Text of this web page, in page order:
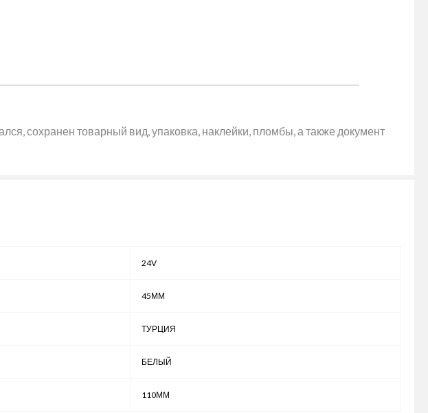
сохранен товарный вид, упаковка, наклейки, пломбы, а также документ
24V
45ММ
ТУРЦИЯ
БЕЛЫЙ
110ММ